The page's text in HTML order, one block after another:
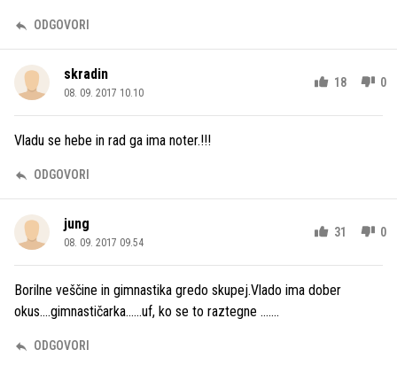
ODGOVORI
skradin
08. 09. 2017 10.10
18 0
Vladu se hebe in rad ga ima noter.!!!
ODGOVORI
jung
08. 09. 2017 09.54
31 0
Borilne veščine in gimnastika gredo skupej.Vlado ima dober
okus....gimnastičarka......uf, ko se to raztegne .......
ODGOVORI